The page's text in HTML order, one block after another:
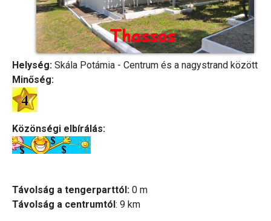
Helység: Skála Potámia - Centrum és a nagystrand között
Minőség:
Közönségi elbírálás:
Távolság a tengerparttól: 0 m
Távolság a centrumtól: 9 km